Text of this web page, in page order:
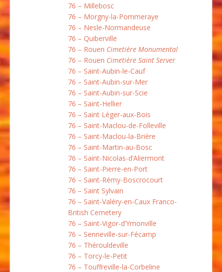
76 – Millebosc
76 – Morgny-la-Pommeraye
76 – Nesle-Normandeuse
76 – Quiberville
76 – Rouen Cimetière Monumental
76 – Rouen Cimetière Saint Server
76 – Saint-Aubin-le-Cauf
76 – Saint-Aubin-sur-Mer
76 – Saint-Aubin-sur-Scie
76 – Saint-Hellier
76 – Saint Léger-aux-Bois
76 – Saint-Maclou-de-Folleville
76 – Saint-Maclou-la-Brière
76 – Saint-Martin-au-Bosc
76 – Saint-Nicolas-d’Aliermont
76 – Saint-Pierre-en-Port
76 – Saint-Rémy-Boscrocourt
76 – Saint Sylvain
76 – Saint-Valéry-en-Caux Franco-
British Cemetery
76 – Saint-Vigor-d’Ymonville
76 – Senneville-sur-Fécamp
76 – Thérouldeville
76 – Torcy-le-Petit
76 – Touffreville-la-Corbeline